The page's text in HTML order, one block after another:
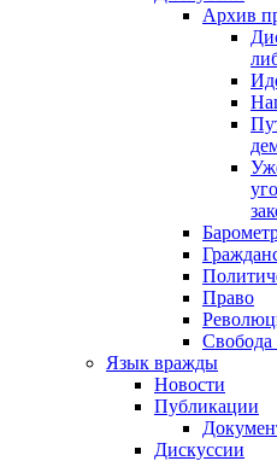
Архив
Право
Свобода
Язык вражды
Новости
Публикации
Дискуссии